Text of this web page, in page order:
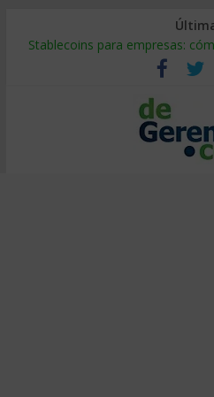
Stablecoins para empresas:
Despido silencioso: qué es y
IA en selección de personal:
Trabajo forzoso en la cadena
Mercado hispano de EE. UU.: